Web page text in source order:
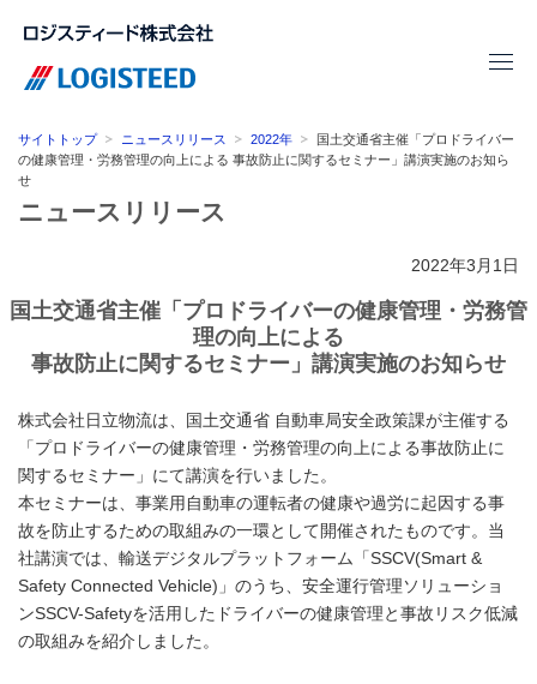
サイトトップ ニュースリリース 2022年
国土交通省主催「プロドライバー
の健康管理・労務管理の向上による 事故防止に関するセミナー」講演実施のお知ら
せ
ニュースリリース
2022年3月1日
国土交通省主催「プロドライバーの健康管理・労務管
理の向上による
事故防止に関するセミナー」講演実施のお知らせ
株式会社日立物流は、国土交通省 自動車局安全政策課が主催する
「プロドライバーの健康管理・労務管理の向上による事故防止に
関するセミナー」にて講演を行いました。
本セミナーは、事業用自動車の運転者の健康や過労に起因する事
故を防止するための取組みの一環として開催されたものです。当
社講演では、輸送デジタルプラットフォーム「SSCV(Smart &
Safety Connected Vehicle)」のうち、安全運行管理ソリューショ
ンSSCV-Safetyを活用したドライバーの健康管理と事故リスク低減
の取組みを紹介しました。